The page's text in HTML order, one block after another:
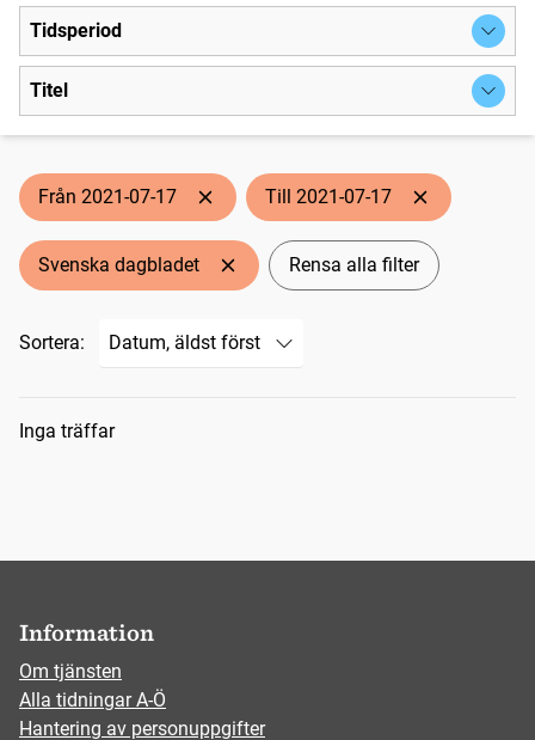
Tidsperiod
Titel
Från 2021-07-17 Till 2021-07-17
Svenska dagbladet Rensa alla filter
Sortera:
Sökresultat
Inga träffar
Information
Om tjänsten
Alla tidningar A-Ö
Hantering av personuppgifter